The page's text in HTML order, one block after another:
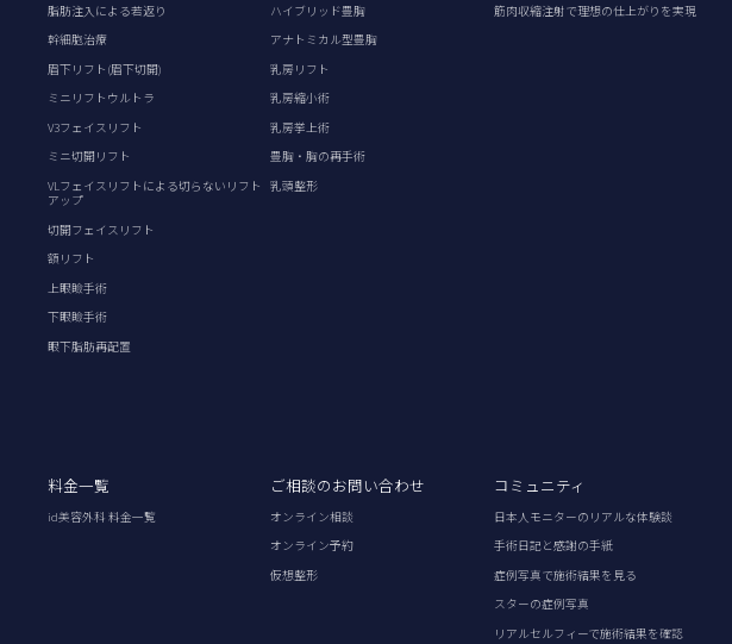
脂肪注入による若返り
幹細胞治療
眉下リフト(眉下切開)
ミニリフトウルトラ
V3フェイスリフト
ミニ切開リフト
VLフェイスリフトによる切らないリフト
アップ
切開フェイスリフト
額リフト
上眼瞼手術
下眼瞼手術
眼下脂肪再配置
ハイブリッド豊胸
アナトミカル型豊胸
乳房リフト
乳房縮小術
乳房挙上術
豊胸・胸の再手術
乳頭整形
筋肉収縮注射で理想の仕上がりを実現
料金一覧
id美容外科 料金一覧
ご相談のお問い合わせ
オンライン相談
オンライン予約
仮想整形
コミュニティ
日本人モニターのリアルな体験談
手術日記と感謝の手紙
症例写真で施術結果を見る
スターの症例写真
リアルセルフィーで施術結果を確認